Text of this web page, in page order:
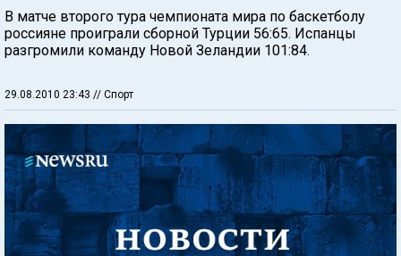
В матче второго тура чемпионата мира по баскетболу
россияне проиграли сборной Турции 56:65. Испанцы
разгромили команду Новой Зеландии 101:84.
29.08.2010 23:43 // Спорт